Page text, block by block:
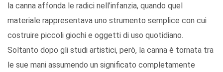
la canna affonda le radici nell’infanzia, quando quel
materiale rappresentava uno strumento semplice con cui
costruire piccoli giochi e oggetti di uso quotidiano.
Soltanto dopo gli studi artistici, però, la canna è tornata tra
le sue mani assumendo un significato completamente